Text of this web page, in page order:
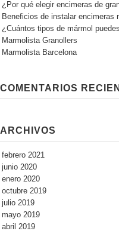
¿Por qué elegir encimeras de
Beneficios de instalar encimeras
¿Cuántos tipos de mármol
Marmolista Granollers
Marmolista Barcelona
COMENTARIOS
ARCHIVOS
febrero 2021
junio 2020
enero 2020
octubre 2019
julio 2019
mayo 2019
abril 2019